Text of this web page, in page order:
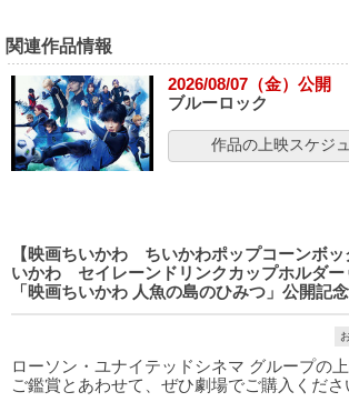
関連作品情報
2026/08/07（金）公開
ブルーロック
作品の上映スケジ
【映画ちいかわ ちいかわポップコーンボッ
いかわ セイレーンドリンクカップホルダー
「映画ちいかわ 人魚の島のひみつ」公開記念
ローソン・ユナイテッドシネマ グループの
ご鑑賞とあわせて、ぜひ劇場でご購入くだ